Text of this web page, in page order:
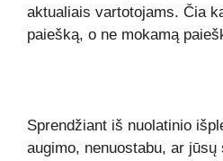
aktualiais vartotojams. Čia
paiešką, o ne mokamą
Sprendžiant iš nuolatinio
augimo, nenuostabu, ar